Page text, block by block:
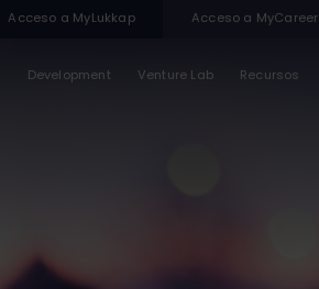
Acceso a MyLukkap Acceso a MyCareer
Development Venture Lab Recursos